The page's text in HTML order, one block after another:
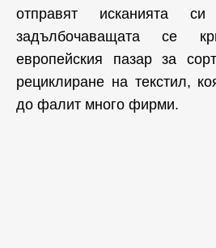
отправят исканията си
задълбочаващата се
европейския пазар за
рециклиране на текстил,
до фалит много фирми.